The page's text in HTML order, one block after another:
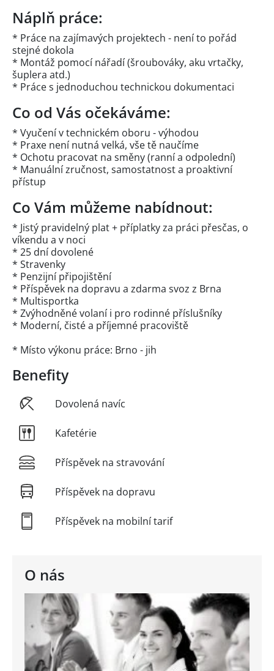
O nás
Náplň práce:
* Práce na zajímavých projektech - není to pořád
stejné dokola
* Montáž pomocí nářadí (šroubováky, aku vrtačky,
šuplera atd.)
* Práce s jednoduchou technickou dokumentaci
Co od Vás očekáváme:
* Vyučení v technickém oboru - výhodou
* Praxe není nutná velká, vše tě naučíme
* Ochotu pracovat na směny (ranní a odpolední)
* Manuální zručnost, samostatnost a proaktivní
přístup
Co Vám můžeme nabídnout:
* Jistý pravidelný plat + příplatky za práci přesčas, o
víkendu a v noci
* 25 dní dovolené
* Stravenky
* Penzijní připojištění
* Příspěvek na dopravu a zdarma svoz z Brna
* Multisportka
* Zvýhodněné volaní i pro rodinné příslušníky
* Moderní, čisté a příjemné pracoviště
* Místo výkonu práce: Brno - jih
Benefity
Dovolená navíc
Kafetérie
Příspěvek na stravování
Příspěvek na dopravu
Příspěvek na mobilní tarif